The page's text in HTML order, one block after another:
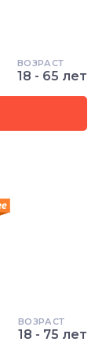
ВОЗРАСТ
18 - 65 лет
ВОЗРАСТ
18 - 75 лет